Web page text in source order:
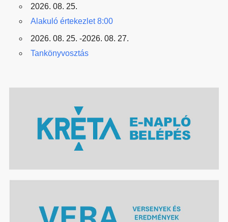
2026. 08. 25.
Alakuló értekezlet 8:00
2026. 08. 25. -2026. 08. 27.
Tankönyvosztás